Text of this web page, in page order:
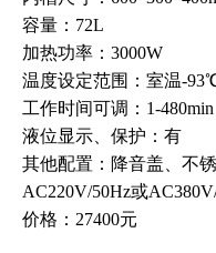
容量：72L
加热功率：3000W
温度设定范围：室温-
工作时间可调：1-480min
液位显示、保护：有
其他配置：降音盖、不
AC220V/50Hz或
价格：27400元